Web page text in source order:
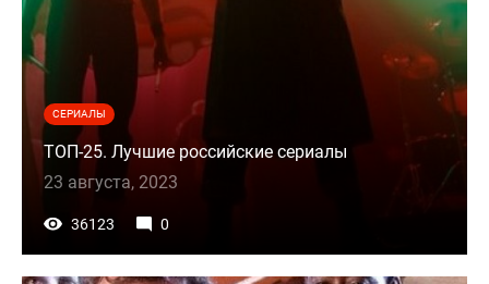
СЕРИАЛЫ
ТОП-25. Лучшие российские сериалы
23 августа, 2023
36123 0